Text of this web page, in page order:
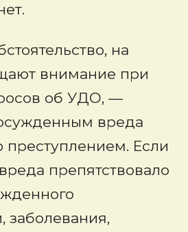
на
внимание при
об УДО, —
вреда
преступлением. Если
препятствовало
заболевания,